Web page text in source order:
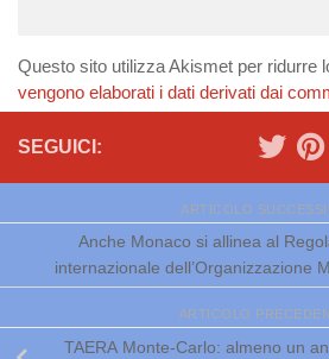
Questo sito utilizza Akismet per ridurre
vengono elaborati i dati derivati dai
SEGUICI:
ARTICOLO
Anche Monaco si allinea al
internazionale dell’Organizzazione
ARTICOLO
TAERA Monte-Carlo: almeno un